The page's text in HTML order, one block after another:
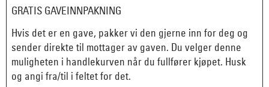
GRATIS GAVEINNPAKNING
Hvis det er en gave, pakker vi den gjerne inn for deg og
sender direkte til mottager av gaven. Du velger denne
muligheten i handlekurven når du fullfører kjøpet. Husk
og angi fra/til i feltet for det.